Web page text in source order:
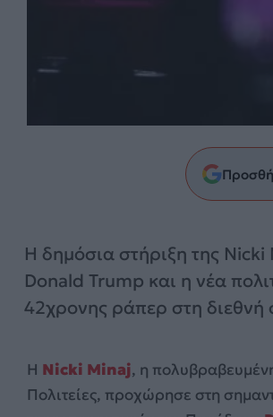
Η δημόσια στήριξη της
Donald Trump και η νέα
42χρονης ράπερ στη διεθνή
Η Nicki Minaj, η
Πολιτείες, προχώρησε στη